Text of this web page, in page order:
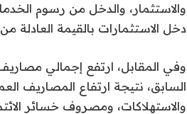
والاستثمار، والدخل من رسوم
دخل الاستثمارات بالقيمة العادلة
السابق، نتيجة ارتفاع المصاريف
والاستهلاكات، ومصروف خسائر